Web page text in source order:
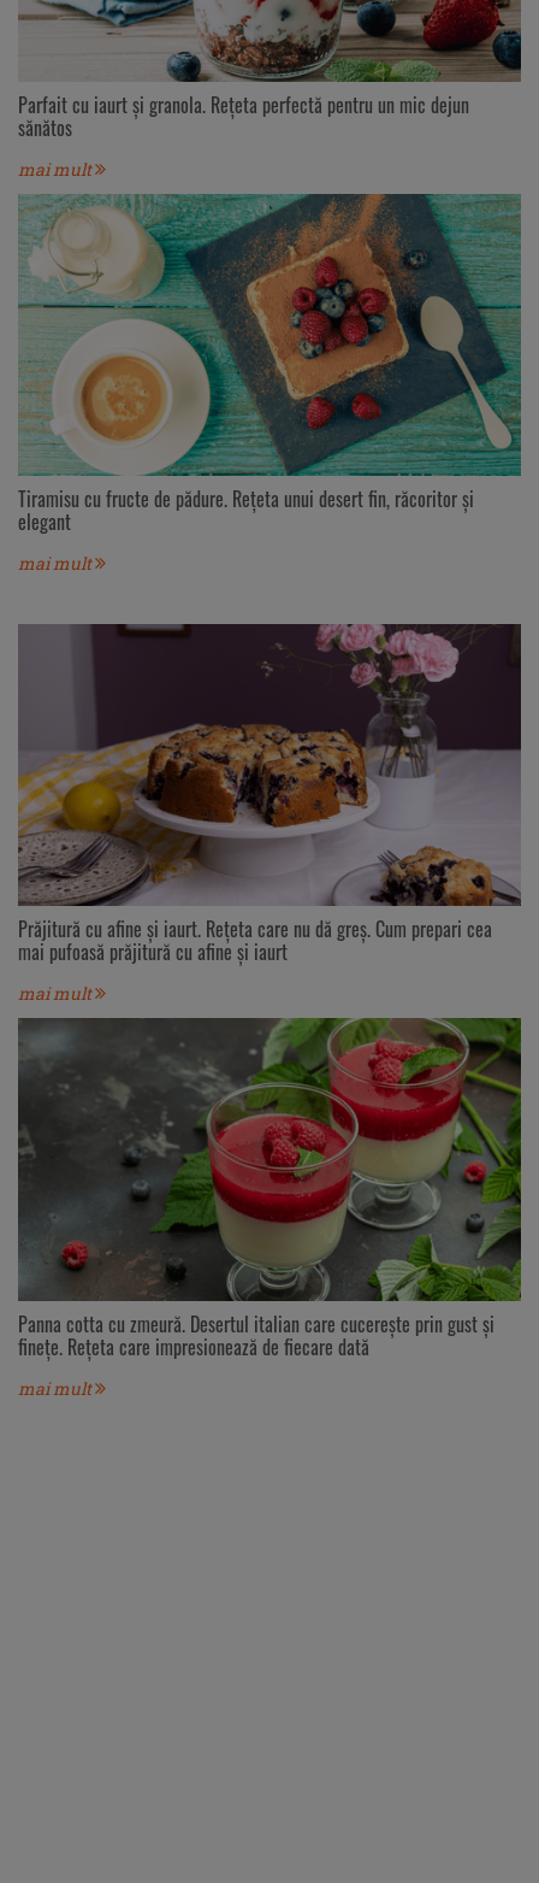
Parfait cu iaurt și granola. Rețeta perfectă pentru un mic dejun
sănătos
mai mult
Tiramisu cu fructe de pădure. Rețeta unui desert fin, răcoritor și
elegant
mai mult
Prăjitură cu afine și iaurt. Rețeta care nu dă greș. Cum prepari cea
mai pufoasă prăjitură cu afine și iaurt
mai mult
Panna cotta cu zmeură. Desertul italian care cucerește prin gust și
finețe. Rețeta care impresionează de fiecare dată
mai mult